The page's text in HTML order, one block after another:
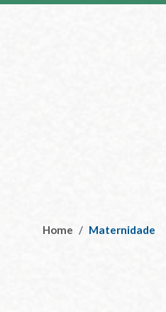
Home Maternidade